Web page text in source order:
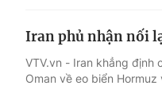
Iran phủ nhận nối
VTV.vn - Iran khẳng định
Oman về eo biển Hormuz